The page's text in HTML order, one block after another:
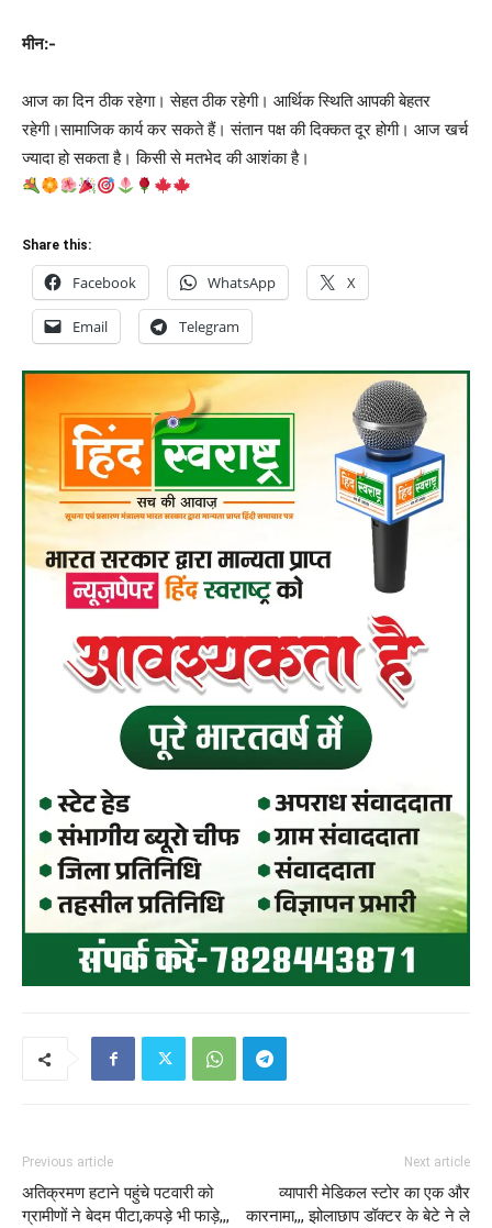
मीन:-
आज का दिन ठीक रहेगा। सेहत ठीक रहेगी। आर्थिक स्थिति आपकी बेहतर
रहेगी।सामाजिक कार्य कर सकते हैं। संतान पक्ष की दिक्कत दूर होगी। आज खर्च
ज्यादा हो सकता है। किसी से मतभेद की आशंका है।
Share this:
Facebook WhatsApp X
Email Telegram
Previous article
अतिक्रमण हटाने पहुंचे पटवारी को
ग्रामीणों ने बेदम पीटा,कपड़े भी फाड़े,,,
Next article
व्यापारी मेडिकल स्टोर का एक और
कारनामा,,, झोलाछाप डॉक्टर के बेटे ने ले